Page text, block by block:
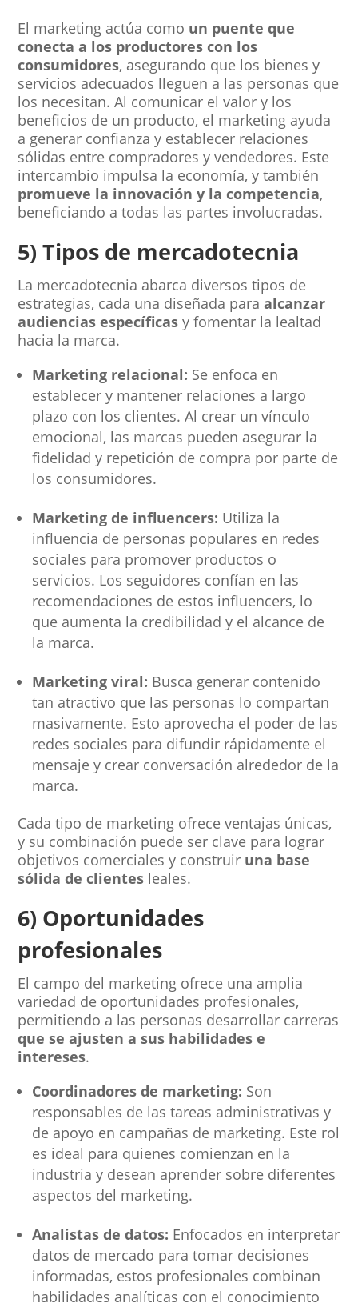
El marketing actúa como un puente que
conecta a los productores con los
consumidores, asegurando que los bienes y
servicios adecuados lleguen a las personas que
los necesitan. Al comunicar el valor y los
beneficios de un producto, el marketing ayuda
a generar confianza y establecer relaciones
sólidas entre compradores y vendedores. Este
intercambio impulsa la economía, y también
promueve la innovación y la competencia,
beneficiando a todas las partes involucradas.
5) Tipos de mercadotecnia
La mercadotecnia abarca diversos tipos de
estrategias, cada una diseñada paraalcanzar
audiencias específicas y fomentar la lealtad
hacia la marca.
Marketing relacional: Se enfoca en
establecer y mantener relaciones a largo
plazo con los clientes. Al crear un vínculo
emocional, las marcas pueden asegurar la
fidelidad y repetición de compra por parte de
los consumidores.
Marketing de influencers: Utiliza la
influencia de personas populares en redes
sociales para promover productos o
servicios. Los seguidores confían en las
recomendaciones de estos influencers, lo
que aumenta la credibilidad y el alcance de
la marca.
Marketing viral: Busca generar contenido
tan atractivo que las personas lo compartan
masivamente. Esto aprovecha el poder de las
redes sociales para difundir rápidamente el
mensaje y crear conversación alrededor de la
marca.
Cada tipo de marketing ofrece ventajas únicas,
y su combinación puede ser clave para lograr
objetivos comerciales y construir una base
sólida de clientes leales.
6) Oportunidades
profesionales
El campo del marketing ofrece una amplia
variedad de oportunidades profesionales,
permitiendo a las personas desarrollar carreras
que se ajusten a sus habilidades e
intereses.
Coordinadores de marketing: Son
responsables de las tareas administrativas y
de apoyo en campañas de marketing. Este rol
es ideal para quienes comienzan en la
industria y desean aprender sobre diferentes
aspectos del marketing.
Analistas de datos: Enfocados en interpretar
datos de mercado para tomar decisiones
informadas, estos profesionales combinan
habilidades analíticas con el conocimiento